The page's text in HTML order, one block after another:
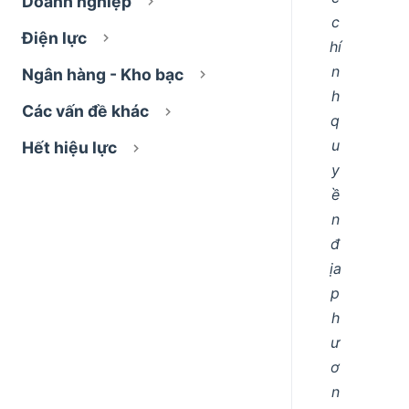
Điện lực
Ngân hàng - Kho bạc
Các vấn đề khác
Hết hiệu lực
c
hí
n
h
q
u
y
ề
n
đ
ịa
p
h
ư
ơ
n